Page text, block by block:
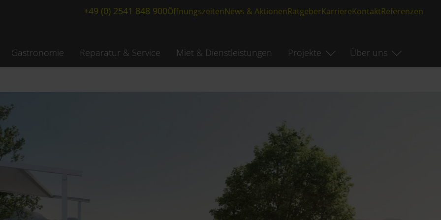
+49 (0) 2541 848 900ÖffnungszeitenNews & AktionenRatgeberKarriereKontaktReferenzen
Gastronomie Reparatur & Service Miet & Dienstleistungen Projekte Über uns